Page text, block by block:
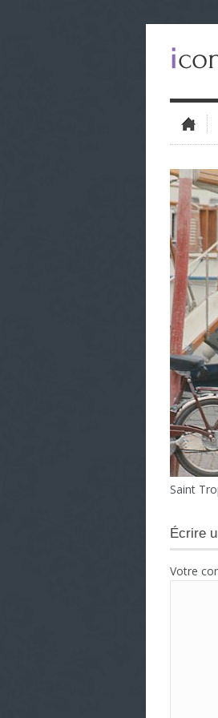
Saint
Écrire
Votre